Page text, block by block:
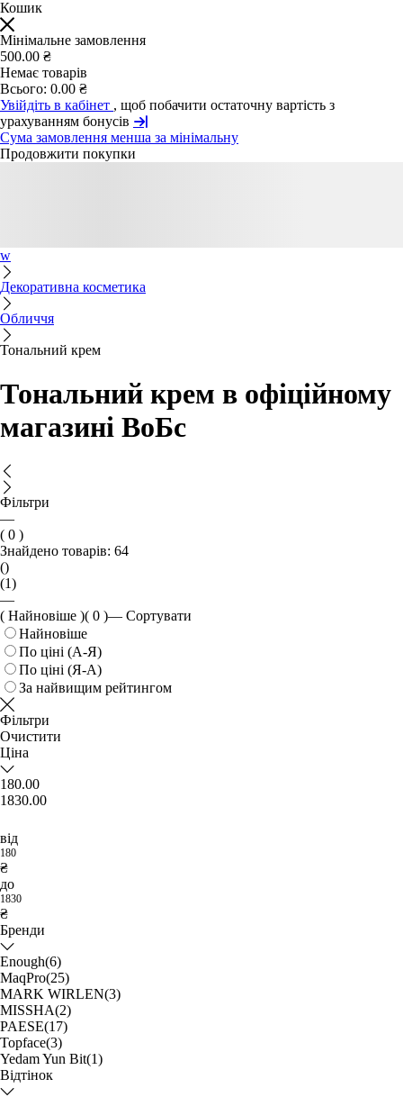
Кошик
Мінімальне замовлення
500.00 ₴
Немає товарів
Всього: 0.00 ₴
Увійдіть в кабінет , щоб побачити остаточну вартість з
урахуванням бонусів
Сума замовлення менша за мінімальну
Продовжити покупки
w
Декоративна косметика
Обличчя
Тональний крем
Тональний крем в офіційному
магазині ВоБс
Фільтри
—
( 0 )
Знайдено товарів: 64
()
(1)
—
( Найновіше )( 0 )— Сортувати
Найновіше
По ціні (А-Я)
По ціні (Я-А)
За найвищим рейтингом
Фільтри
Очистити
Ціна
180.00
1830.00
від
180
₴
до
1830
₴
Бренди
Enough(6)
MaqPro(25)
MARK WIRLEN(3)
MISSHA(2)
PAESE(17)
Topface(3)
Yedam Yun Bit(1)
Відтінок